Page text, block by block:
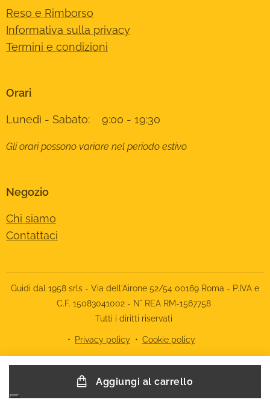
Aggiungi al carrello
Reso e Rimborso
Informativa sulla privacy
Termini e condizioni
Orari
Lunedì - Sabato: 9:00 - 19:30
Gli orari possono variare nel periodo estivo
Negozio
Chi siamo
Contattaci
Guidi dal 1958 srls - Via dell'Airone 52/54 00169 Roma - P.IVA e
C.F. 15083041002 - N° REA RM-1567758
Tutti i diritti riservati
Privacy policy Cookie policy
Informativa sulla raccolta